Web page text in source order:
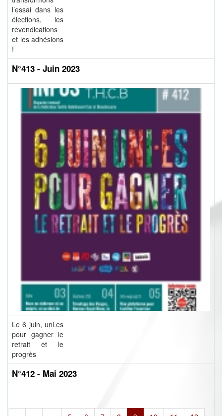
l’essai dans les
élections, les
revendications
et les adhésions
!
N°413 - Juin 2023
Le 6 juin, uni.es
pour gagner le
retrait et le
progrès
N°412 - Mai 2023